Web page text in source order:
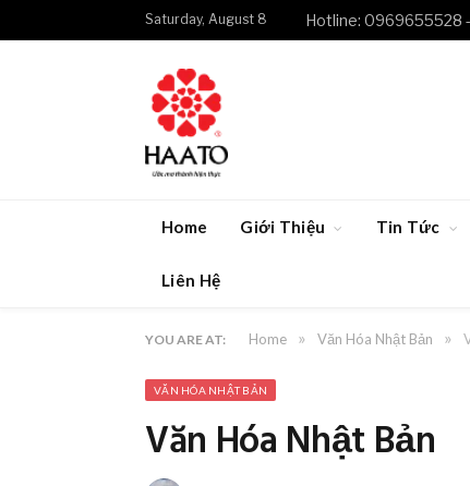
Saturday, August 8 Hotline: 0969655528 -
Home Giới Thiệu Tin Tức
Liên Hệ
YOU ARE AT: Home » Văn Hóa Nhật Bản »
VĂN HÓA NHẬT BẢN
Văn Hóa Nhật Bản